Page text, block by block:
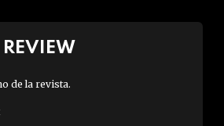
REVIEW
de la revista.